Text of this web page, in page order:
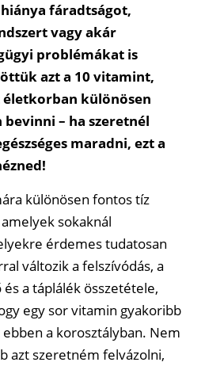
fáradtságot,
vagy akár
problémákat is
azt a 10 vitamint,
különösen
– ha szeretnél
maradni, ezt a
különösen fontos tíz
sokaknál
érdemes tudatosan
változik a felszívódás, a
a táplálék összetétele,
egy sor vitamin gyakoribb
a korosztályban. Nem
azt szeretném felvázolni,